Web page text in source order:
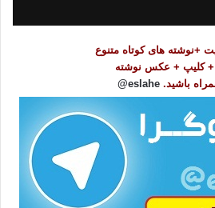
+نوشته های کوتاه متنوع
کلیپ + عکس نوشته
باشید. eslahe@